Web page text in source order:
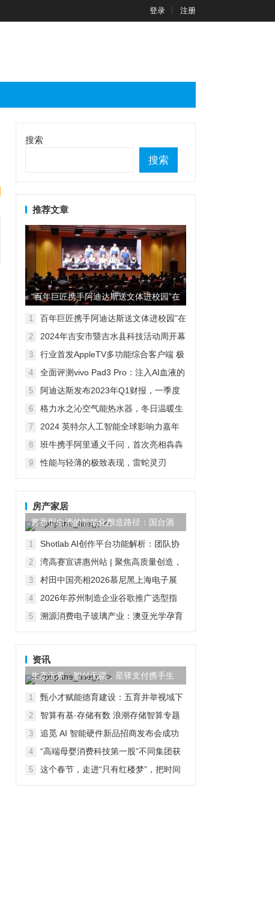
登录 注册
搜索
搜索
推荐文章
“百年巨匠携手阿迪达斯送文体进校园”在
京启动
1
百年巨匠携手阿迪达斯送文体进校园”在
2
2024年吉安市暨吉水县科技活动周开幕
3
行业首发AppleTV多功能综合客户端 极
4
全面评测vivo Pad3 Pro：注入AI血液的
5
阿迪达斯发布2023年Q1财报，一季度
6
格力水之沁空气能热水器，冬日温暖生
7
2024 英特尔人工智能全球影响力嘉年
8
班牛携手阿里通义千问，首次亮相犇犇
满落幕
9
性能与轻薄的极致表现，雷蛇灵刃
房产家居
酱香型白酒的智能化酿造路径：国台酒
的技术积累与产品布局
1
Shotlab AI创作平台功能解析：团队协
2
湾高赛宣讲惠州站 | 聚焦高质量创造，
3
村田中国亮相2026慕尼黑上海电子展
界新生
4
2026年苏州制造企业谷歌推广选型指
5
溯源消费电子玻璃产业：澳亚光学孕育
资讯
生态无界，智付无疆，星驿支付携手生
态伙伴共创全球数字商业
1
甄小才赋能德育建设：五育并举视域下
2
智算有基·存储有数 浪潮存储智算专题
动圆满举办
3
追觅 AI 智能硬件新品招商发布会成功
4
“高端母婴消费科技第一股”不同集团获
5
这个春节，走进“只有红楼梦”，把时间